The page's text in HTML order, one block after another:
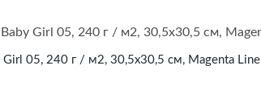
Girl 05, 240 г / м2, 30,5х30,5 см, Magenta Line